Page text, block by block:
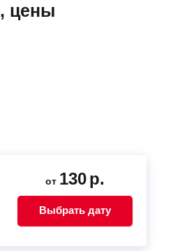
цены
от 130р.
Выбрать дату